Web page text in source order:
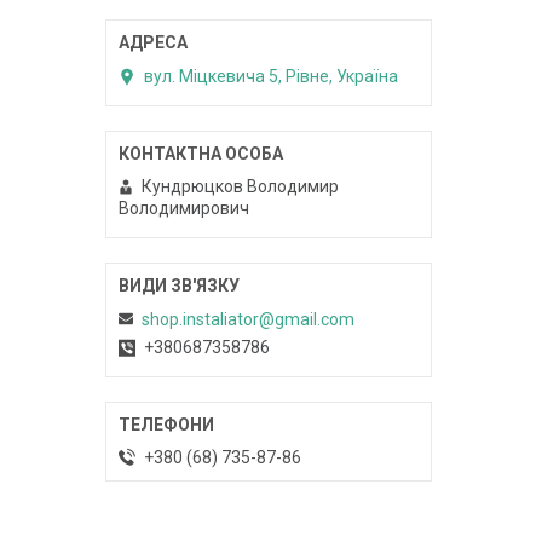
вул. Міцкевича 5, Рівне, Україна
Кундрюцков Володимир
Володимирович
shop.instaliator@gmail.com
+380687358786
+380 (68) 735-87-86